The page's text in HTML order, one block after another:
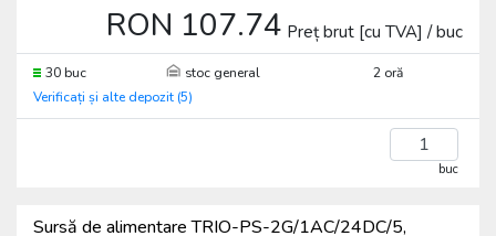
RON 107.74 Preț brut [cu TVA] / buc
30 buc stoc general
2 oră
Verificați și alte depozit (5)
buc
Sursă de alimentare TRIO-PS-2G/1AC/24DC/5,